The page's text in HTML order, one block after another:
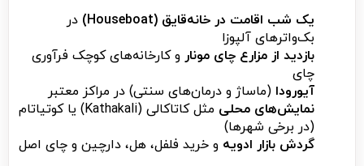
یک شب اقامت در خانه‌قایق (Houseboat)
در
بک‌واترهای آلپوزا
بازدید از مزارع چای مونار و کارخانه‌های کوچک فرآوری
چای
آیورودا (ماساژ و درمان‌های سنتی) در مراکز معتبر
نمایش‌های محلی
مثل کاتاکالی (Kathakali) یا کوتیاتام
(در برخی شهرها)
گردش بازار ادویه و خرید فلفل، هل، دارچین و چای اصل